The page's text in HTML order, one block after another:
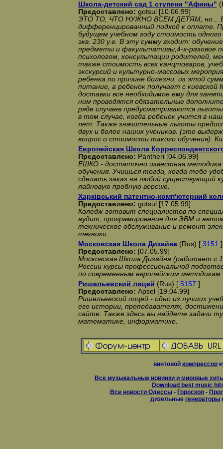
Школа-детский сад 1 ступени "Афины"
Предоставлено: gotsul [10.06.99]
ЭТО ТО, ЧТО НУЖНО ВСЕМ ДЕТЯМ, но... В
дифференцированный подход к оплате.
будущем учебном году стоимость
экв. 230 у.е. В эту сумму входит:
предметы и факультативы,4-х-разовое
психологом, консультации родителей,
также стоимость всех канцтоваров,
экскурсий и культурно-массовых
ребенка по причине болезни, из этой
питание, а ребенок получает с киевской
доставки все необходимое ему для
ним проводятся обязательные
ряде случаев предусматриваются
в том случае, когда ребенок учится в
лет. Также значительные льготы
двух и более наших учеников. (это
вопрос о стоимости такого обучения).
Европейская Школа
Предоставлено: Pantheri [04.06.99]
ЕШКО - достаточно известная методика
обучения. Учишься тогда, когда тебе
сделать заказ на любой существующий
лайновую пробную версию.
Харкiвський патентно-комп'ютерний
Предоставлено: gotsul [17.05.99]
Коледж готовит специалистов по
аудит, програмирование для ЭВМ и
техническое обслуживание и ремонт
техники.
Московская Школа Дизайна(Rus) [ 3151 ]
Предоставлено: [07.05.99]
Московская Школа Дизайна (работает с
России курсы профессиональной
по современным европейским методикам.
Ришельевский лицей (Rus) [ 5157 ]
Предоставлено: Apsel [19.04.99]
Ришельевский лицей - одно из лучших
его истории, преподавателях,
сайте. Также здесь вы найдете задачи
математике, информатике.
винтовой компрессор
Все музыкальные новинки и мировые
Download best music
Все новости Одессы - Гороскоп -
дизельные генераторы